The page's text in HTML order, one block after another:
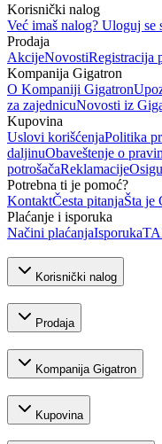
Korisnički nalog
Već imaš nalog? Uloguj se
Prodaja
AkcijeNovostiRegistracija
Kompanija Gigatron
O Kompaniji Gigatron
za zajednicuNovosti iz
Kupovina
Uslovi korišćenjaPolitika
daljinuObaveštenje o
potrošačaReklamacije
Potrebna ti je pomoć?
KontaktČesta pitanjaŠta je
Plaćanje i isporuka
Načini plaćanjaIsporuka
Korisnički nalog
Prodaja
Kompanija Gigatron
Kupovina